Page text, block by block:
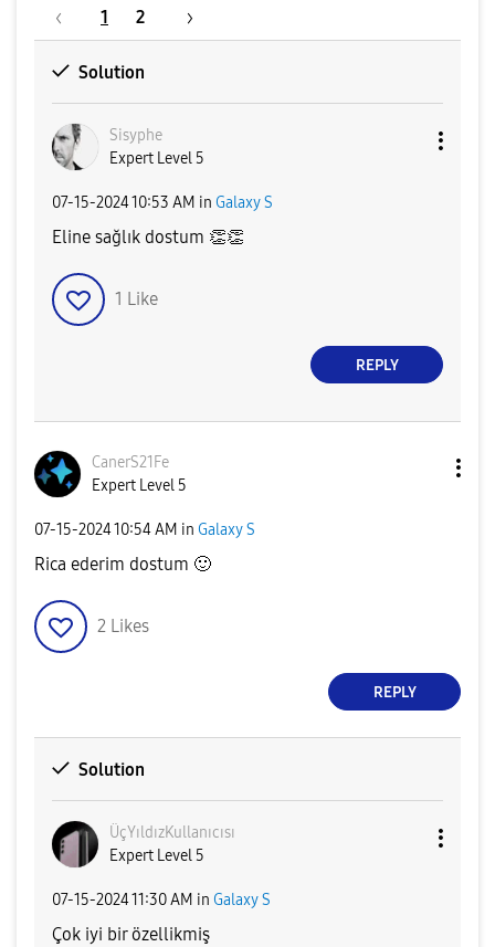
1 2
Solution
Sisyphe
Expert Level 5
‎07-15-202410:53 AM in Galaxy S
Eline sağlık dostum 👏👏
1 Like
REPLY
CanerS21Fe
Expert Level 5
‎07-15-202410:54 AM in Galaxy S
Rica ederim dostum 🙂
2 Likes
REPLY
Solution
ÜçYıldızKullanıcısı
Expert Level 5
‎07-15-202411:30 AM in Galaxy S
Çok iyi bir özellikmiş